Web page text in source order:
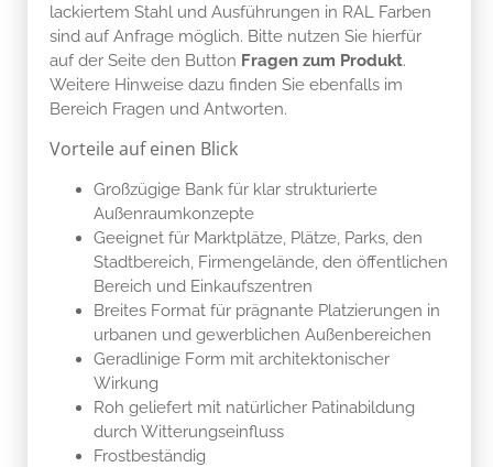
lackiertem Stahl und Ausführungen in RAL Farben
sind auf Anfrage möglich. Bitte nutzen Sie hierfür
auf der Seite den Button Fragen zum Produkt.
Weitere Hinweise dazu finden Sie ebenfalls im
Bereich Fragen und Antworten.
Vorteile auf einen Blick
Großzügige Bank für klar strukturierte
Außenraumkonzepte
Geeignet für Marktplätze, Plätze, Parks, den
Stadtbereich, Firmengelände, den öffentlichen
Bereich und Einkaufszentren
Breites Format für prägnante Platzierungen in
urbanen und gewerblichen Außenbereichen
Geradlinige Form mit architektonischer
Wirkung
Roh geliefert mit natürlicher Patinabildung
durch Witterungseinfluss
Frostbeständig